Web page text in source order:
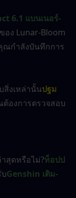
6.1 แบนเนอร์-
ง Lunar-Bloom
ณกำลังบันทึกการ
สิ่งเหล่านั้นปฐม
องการตรวจสอบ
สุดหรือไม่?ท็อปป
Genshin เติม-